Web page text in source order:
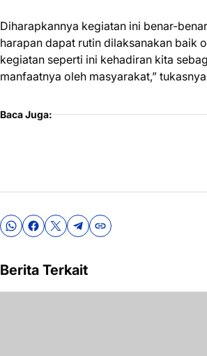
Diharapkannya kegiatan ini benar-
harapan dapat rutin dilaksanakan baik
kegiatan seperti ini kehadiran kita
manfaatnya oleh masyarakat,”
Baca Juga:
Berita Terkait